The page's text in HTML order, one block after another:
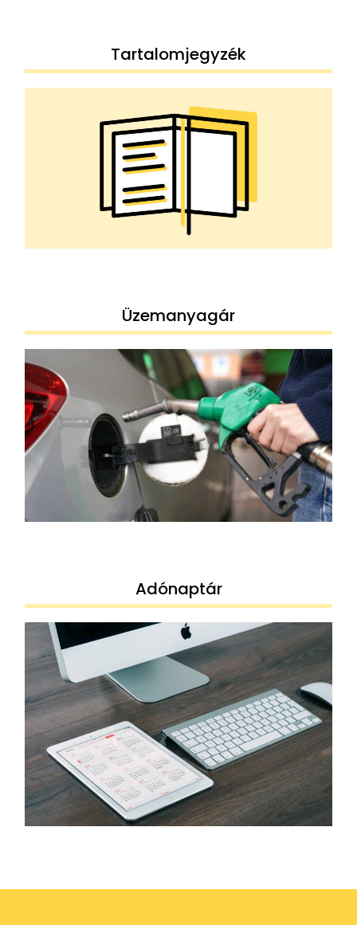
Tartalomjegyzék
Üzemanyagár
Adónaptár